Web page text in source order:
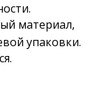
материал,
упаковки.